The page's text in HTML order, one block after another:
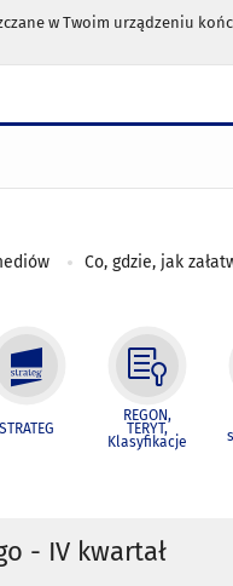
w Twoim urządzeniu
Co, gdzie, jak
STRATEG
REGON,
TERYT,
Klasyfikacje
- IV kwartał